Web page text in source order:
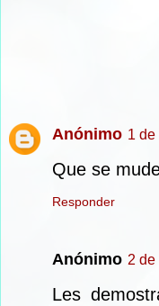
Anónimo 1 de
Que se
Responder
Anónimo 2 de
Les